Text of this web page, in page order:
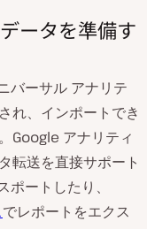
ータを準備す
バーサル アナリテ
れ、インポートでき
Google アナリティ
転送を直接サポート
ートしたり、
でレポートをエクス